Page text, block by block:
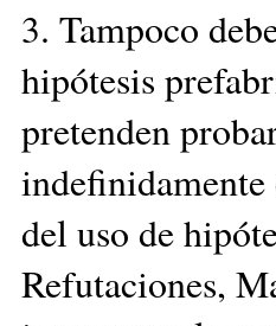
3. Tampoco
hipótesis
pretenden
del uso de
Refutaciones,